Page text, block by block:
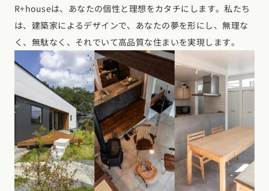
R+houseは、あなたの個性と理想をカタチにします。私たち
は、建築家によるデザインで、あなたの夢を形にし、無理な
く、無駄なく、それでいて高品質な住まいを実現します。